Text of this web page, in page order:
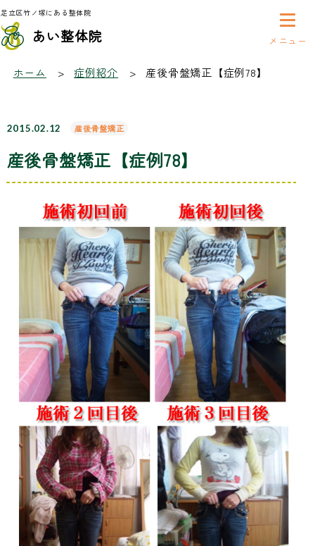
足立区竹ノ塚にある整体院
あい整体院
ホーム 症例紹介 産後骨盤矯正【症例78】
2015.02.12 産後骨盤矯正
産後骨盤矯正【症例78】